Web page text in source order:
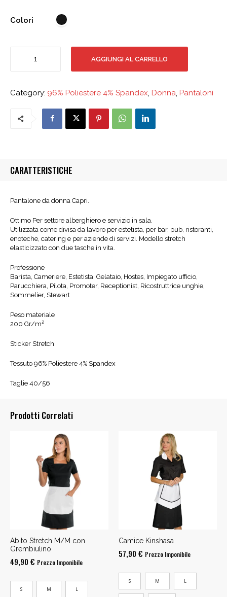
Colori
AGGIUNGI AL CARRELLO
Category: 96% Poliestere 4% Spandex Donna Pantaloni
CARATTERISTICHE
Pantalone da donna Capri.
Ottimo Per settore alberghiero e servizio in sala.
Utilizzata come divisa da lavoro per estetista, per bar, pub, ristoranti,
enoteche, catering e per aziende di servizi. Modello stretch
elasticizzato con due tasche in vita.
Professione
Barista, Cameriere, Estetista, Gelataio, Hostes, Impiegato ufficio,
Parucchiera, Pilota, Promoter, Receptionist, Ricostruttrice unghie,
Sommelier, Stewart
Peso materiale
200 Gr/m²
Sticker Stretch
Tessuto 96% Poliestere 4% Spandex
Taglie 40/56
Prodotti Correlati
Abito Stretch M/M con
Grembiulino
49,90 € Prezzo Imponibile
S M L
Camice Kinshasa
57,90 € Prezzo Imponibile
S M L